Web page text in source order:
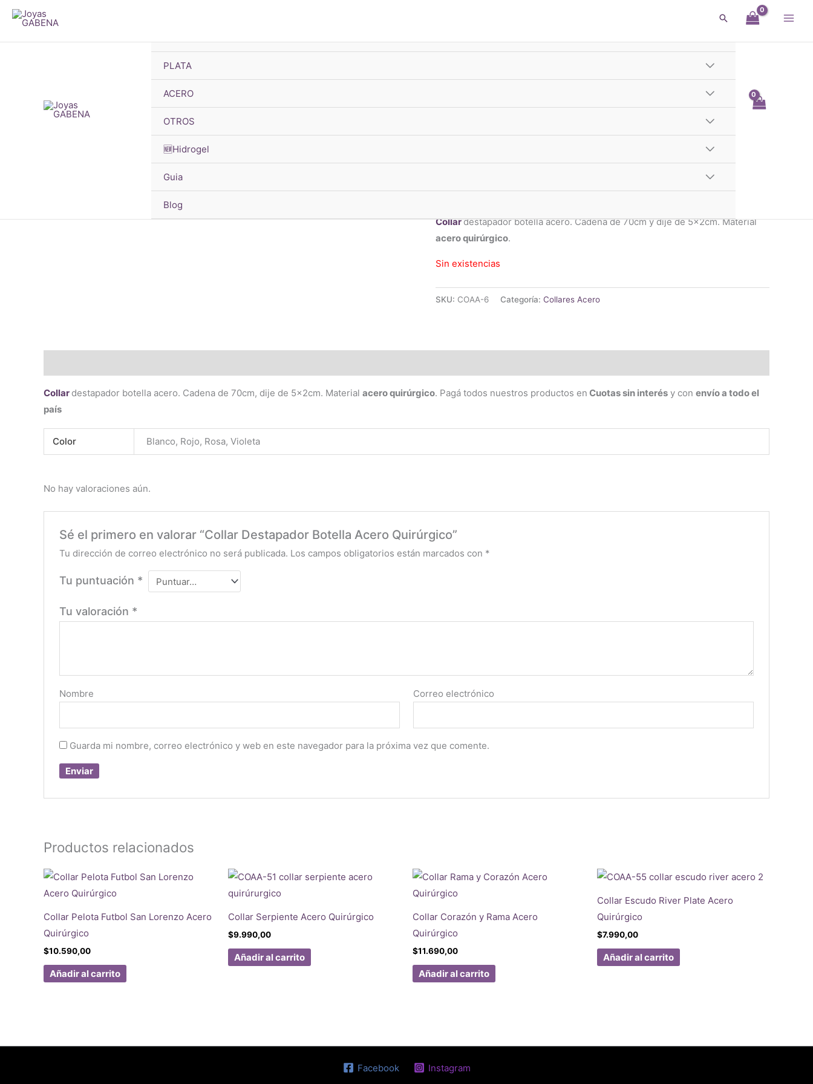
contenido
PLATA
ACERO
OTROS
🆕Hidrogel
Guia
Blog
-10%xTransf •ENVIO GRATISsuperando $33.000
Buscar
Collar Destapador Botella Acero
Collardestapador botella acero. Cadena de 70cm y dije de 5x2cm. Material
acero quirúrgico.
Sin existencias
SKU: COAA-6 Categoría: Collares Acero
Collar destapador botella acero. Cadena de 70cm, dije de 5x2cm. Material acero quirúrgico. Pagá todos nuestros productos en Cuotas sin interés y con envío a todo el
país
Color Blanco, Rojo, Rosa, Violeta
No hay valoraciones aún.
Sé el primero en valorar “Collar Destapador Botella Acero Quirúrgico”
Tu dirección de correo electrónico no será publicada. Los campos obligatorios están marcados con *
Tu puntuación *
Tu valoración *
Nombre Correo electrónico
Guarda mi nombre, correo electrónico y web en este navegador para la próxima vez que comente.
Productos relacionados
Collar Pelota Futbol San Lorenzo Acero
Quirúrgico
$10.590,00
Añadir al carrito
Collar Serpiente Acero Quirúrgico
$9.990,00
Añadir al carrito
Collar Corazón y Rama Acero
Quirúrgico
$11.690,00
Añadir al carrito
Collar Escudo River Plate Acero
Quirúrgico
$7.990,00
Añadir al carrito
Facebook
Instagram